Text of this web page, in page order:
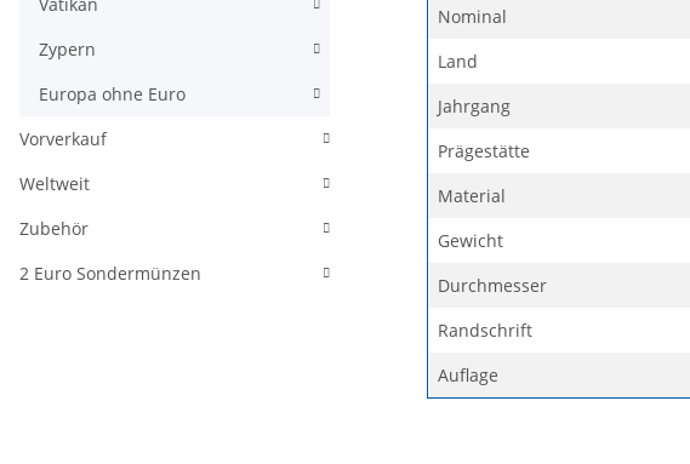
Nominal
Land
Jahrgang
Prägestätte
Material
Gewicht
Durchmesser
Randschrift
Auflage
Zypern
Europa ohne Euro
Vorverkauf
Weltweit
Zubehör
2 Euro Sondermünzen